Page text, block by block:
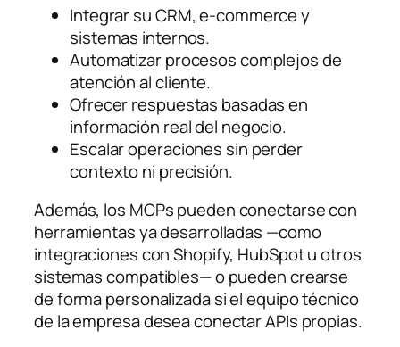
Integrar su CRM, e-commerce y
sistemas internos.
Automatizar procesos complejos de
atención al cliente.
Ofrecer respuestas basadas en
información real del negocio.
Escalar operaciones sin perder
contexto ni precisión.
Además, los MCPs pueden conectarse con
herramientas ya desarrolladas —como
integraciones con Shopify, HubSpot u otros
sistemas compatibles— o pueden crearse
de forma personalizada si el equipo técnico
de la empresa desea conectar APIs propias.